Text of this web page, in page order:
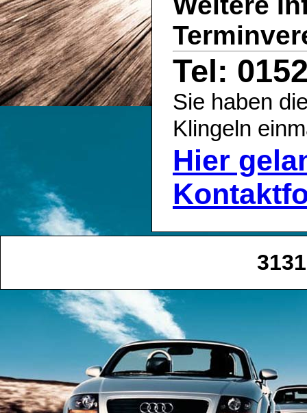
Tel:
Sie haben
Klingeln
Hier